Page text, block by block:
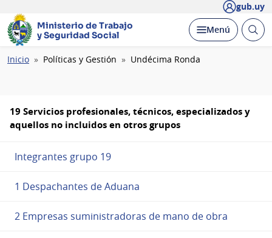
gub.uy
Ministerio de Trabajo
y Seguridad Social
Desplegar
Menú Abrir
Ruta
Inicio Políticas y Gestión Undécima Ronda
19 Servicios profesionales, técnicos, especializados y
aquellos no incluidos en otros grupos
Integrantes grupo 19
1 Despachantes de Aduana
2 Empresas suministradoras de mano de obra